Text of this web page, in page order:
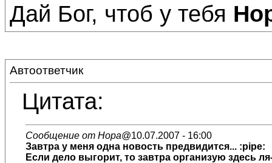
Дай Бог, чтоб у тебя
Автоответчик
Цитата:
Сообщение от Нора@10.07.2007 - 16:00
Завтра у меня одна новость предвидится... :pipe:
Если дело выгорит, то завтра организую здесь